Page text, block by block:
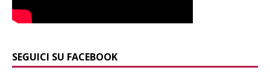
SEGUICI SU FACEBOOK